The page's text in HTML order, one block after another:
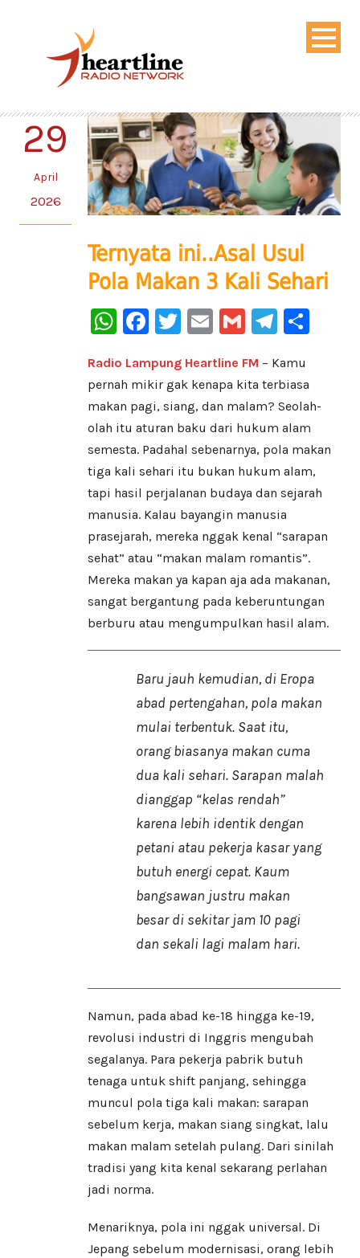
29
April
2026
Ternyata ini..Asal Usul
Pola Makan 3 Kali Sehari
WhatsApp
Facebook
Twitter
EmailGmail
Radio Lampung Heartline FM – Kamu
pernah mikir gak kenapa kita terbiasa
makan pagi, siang, dan malam? Seolah-
olah itu aturan baku dari hukum alam
semesta. Padahal sebenarnya, pola makan
tiga kali sehari itu bukan hukum alam,
tapi hasil perjalanan budaya dan sejarah
manusia. Kalau bayangin manusia
prasejarah, mereka nggak kenal “sarapan
sehat” atau “makan malam romantis”.
Mereka makan ya kapan aja ada makanan,
sangat bergantung pada keberuntungan
berburu atau mengumpulkan hasil alam.
Baru jauh kemudian, di Eropa
abad pertengahan, pola makan
mulai terbentuk. Saat itu,
orang biasanya makan cuma
dua kali sehari. Sarapan malah
dianggap “kelas rendah”
karena lebih identik dengan
petani atau pekerja kasar yang
butuh energi cepat. Kaum
bangsawan justru makan
besar di sekitar jam 10 pagi
dan sekali lagi malam hari.
Namun, pada abad ke-18 hingga ke-19,
revolusi industri di Inggris mengubah
segalanya. Para pekerja pabrik butuh
tenaga untuk shift panjang, sehingga
muncul pola tiga kali makan: sarapan
sebelum kerja, makan siang singkat, lalu
makan malam setelah pulang. Dari sinilah
tradisi yang kita kenal sekarang perlahan
jadi norma.
Menariknya, pola ini nggak universal. Di
Jepang sebelum modernisasi, orang lebih